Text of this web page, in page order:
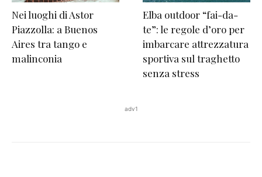
Nei luoghi di Astor
Piazzolla: a Buenos
Aires tra tango e
malinconia
Elba outdoor “fai-da-
te”: le regole d’oro per
imbarcare attrezzatura
sportiva sul traghetto
senza stress
adv1